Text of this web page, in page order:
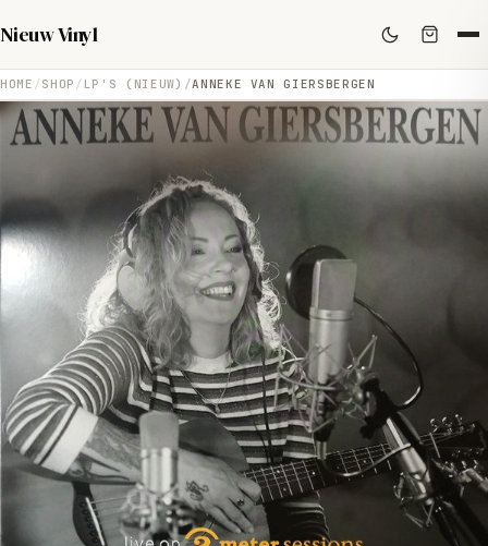
Nieuw Vinyl
HOME SHOP LP'S (NIEUW) ANNEKE VAN GIERSBERGEN